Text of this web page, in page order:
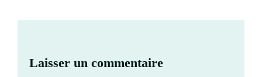
Laisser un commentaire